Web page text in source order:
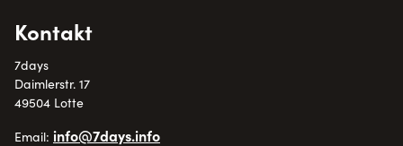
Kontakt
7days
Daimlerstr. 17
49504 Lotte
Email: info@7days.info